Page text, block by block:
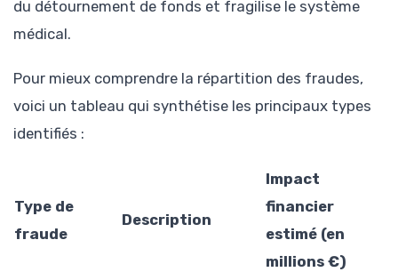
du détournement de fonds et fragilise le système
médical.
Pour mieux comprendre la répartition des fraudes,
voici un tableau qui synthétise les principaux types
identifiés :
Type de
fraude
Description
Impact
financier
estimé (en
millions €)